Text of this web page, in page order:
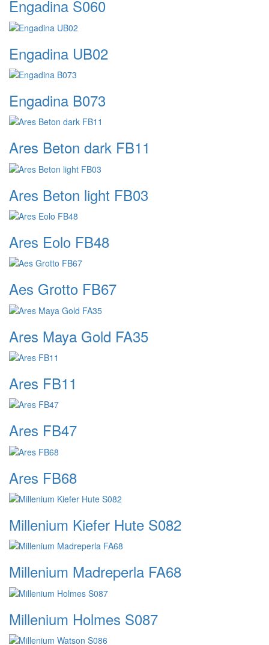
Engadina S060
Engadina UB02
Engadina B073
Ares Beton dark FB11
Ares Beton light FB03
Ares Eolo FB48
Aes Grotto FB67
Ares Maya Gold FA35
Ares FB11
Ares FB47
Ares FB68
Millenium Kiefer Hute S082
Millenium Madreperla FA68
Millenium Holmes S087